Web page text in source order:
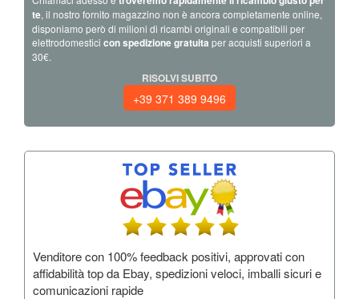
te, il nostro fornito magazzino non è ancora completamente online,
disponiamo però di milioni di ricambi originali e compatibili per
elettrodomestici con spedizione gratuita per acquisti superiori a
30€.
RISOLVI SUBITO
+39 371 389 9496
Venditore con 100% feedback positivi, approvati con
affidabilità top da Ebay, spedizioni veloci, imballi sicuri e
comunicazioni rapide